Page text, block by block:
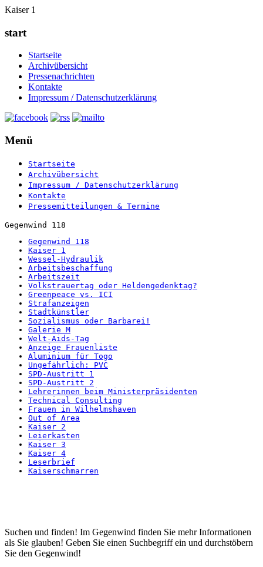
Kaiser 1
start
Startseite
Archivübersicht
Pressenachrichten
Kontakte
Impressum / Datenschutzerklärung
Menü
Startseite
Archivübersicht
Impressum / Datenschutzerklärung
Kontakte
Pressemitteilungen & Termine
Gegenwind 118
Gegenwind 118
Kaiser 1
Wessel-Hydraulik
Arbeitsbeschaffung
Arbeitszeit
Volkstrauertag oder Heldengedenktag?
Greenpeace vs. ICI
Strafanzeigen
Stadtkünstler
Sozialismus oder Barbarei!
Galerie M
Welt-Aids-Tag
Anzeige Frauenliste
Aluminium für Togo
Ungefährlich: PVC
SPD-Austritt 1
SPD-Austritt 2
Lehrerinnen beim Ministerpräsidenten
Technical Consulting
Frauen in Wilhelmshaven
Out of Area
Kaiser 2
Leierkasten
Kaiser 3
Kaiser 4
Leserbrief
Kaiserschmarren
Startseite
Suchen und finden! Im Gegenwind finden Sie mehr Informationen
als Sie glauben! Geben Sie einen Suchbegriff ein und durchstöbern
Sie den Gegenwind!